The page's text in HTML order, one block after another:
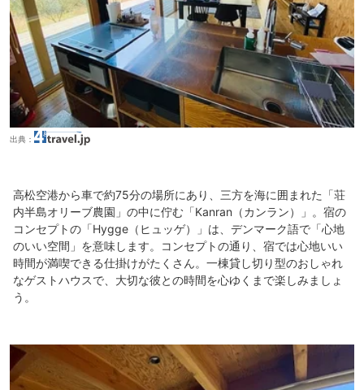
出典：
高松空港から車で約75分の場所にあり、三方を海に囲まれた「荘
内半島オリーブ農園」の中に佇む「Kanran（カンラン）」。宿の
コンセプトの「Hygge（ヒュッゲ）」は、デンマーク語で「心地
のいい空間」を意味します。コンセプトの通り、宿では心地いい
時間が満喫できる仕掛けがたくさん。一棟貸し切り型のおしゃれ
なゲストハウスで、大切な彼との時間を心ゆくまで楽しみましょ
う。